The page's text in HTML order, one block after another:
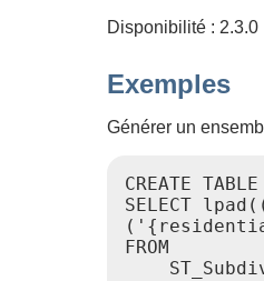
Disponibilité : 2.3.0
Exemples
Générer un
CREATE
SELECT
FROM